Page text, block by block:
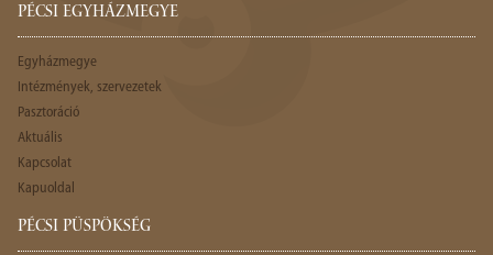
PÉCSI EGYHÁZMEGYE
Egyházmegye
Intézmények, szervezetek
Pasztoráció
Aktuális
Kapcsolat
Kapuoldal
PÉCSI PÜSPÖKSÉG